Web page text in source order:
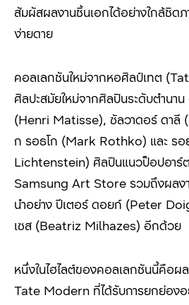
สัมผัสผลงานชิ้นเอกได้อย่างใกล้ชิดภ
ง่ายดาย
คอลเลกชันใหม่จากหอศิลป์เทต
ศิลปะสมัยใหม่จากศิลปินระดับตำนา
(Henri Matisse), ซัลวาดอร์ ดาลี (
ก รอธโก (Mark Rothko) และ ร
Lichtenstein) ศิลปินแนวป็อปอาร์
Samsung Art Store รวมถึงผลง
นำอย่าง ปีเตอร์ ดอยก์ (Peter
เซส (Beatriz Milhazes) อีกด้วย
หนึ่งในไฮไลต์ของคอลเลกชันนี้คือผ
Tate Modern ที่ได้รับการยกย่อง